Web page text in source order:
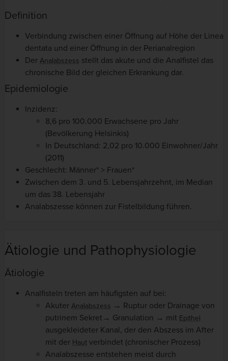
Definition
Verbindung zwischen einer Öffnung auf Höhe der Linea
dentata und einer Öffnung in der Perianalregion
Der Analabszess stellt das akute und die Analfistel das
chronische Bild der gleichen Erkrankung dar.
Epidemiologie
Inzidenz:
8,6 pro 100.000 Erwachsene pro Jahr
(Bevölkerung Helsinkis)
In Deutschland: 2,02 pro 10.000 Einwohner/Jahr
(2011)
Geschlecht: Männer* > Frauen*
Zwischen dem 3. und 5. Lebensjahrzehnt, im Median
um das 38. Lebensjahr
Analabszesse können zur Fistelbildung führen.
Ätiologie und Pathophysiologie
Ätiologie
Analfisteln treten am häufigsten auf bei:
Akuter Analabszess → Ruptur oder Drainage von
putrinem Sekret→ Granulation → mit Epithel
ausgekleideter Kanal, der den Abszess im After
mit der Haut verbindet (chronischer Prozess)
Analabszesse entstehen meist durch